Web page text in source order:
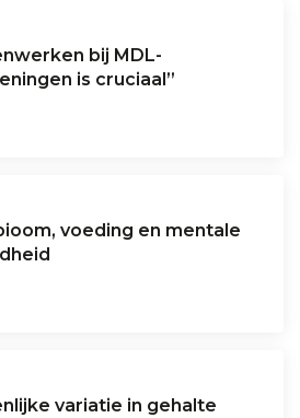
bij MDL-
is cruciaal”
voeding en mentale
variatie in gehalte